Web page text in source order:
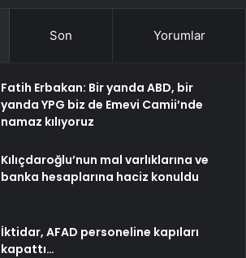
Son Yorumlar
Fatih Erbakan: Bir yanda ABD, bir
yanda YPG biz de Emevi Camii’nde
namaz kılıyoruz
Kılıçdaroğlu’nun mal varlıklarına ve
banka hesaplarına haciz konuldu
İktidar, AFAD personeline kapıları
kapattı…